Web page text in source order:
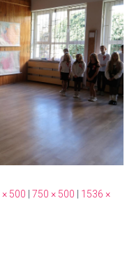
500 750 × 500
1536 ×